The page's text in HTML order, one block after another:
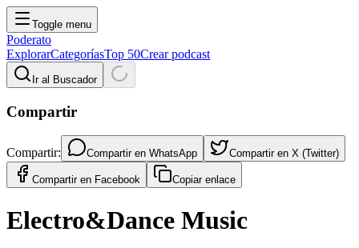
Toggle menu
Poderato
ExplorarCategoríasTop 50Crear podcast
Ir al Buscador
Compartir
Compartir: Compartir en WhatsApp Compartir en X (Twitter)
Compartir en Facebook Copiar enlace
Electro&Dance Music